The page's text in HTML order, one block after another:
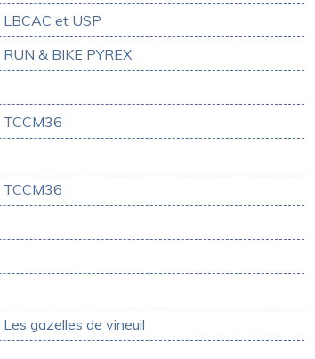
LBCAC et USP
RUN & BIKE PYREX
TCCM36
TCCM36
Les gazelles de vineuil